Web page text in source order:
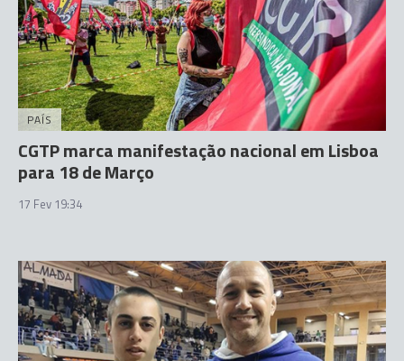
PAÍS
CGTP marca manifestação nacional em Lisboa
para 18 de Março
17 Fev 19:34